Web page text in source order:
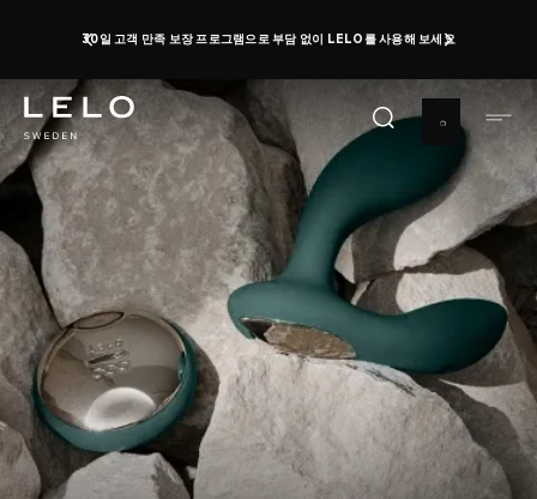
콘
텐
츠
로
너
뛰
기
30일 고객 만족 보장 프로그램으로 부담 없이 LELO를 사용해 보세요